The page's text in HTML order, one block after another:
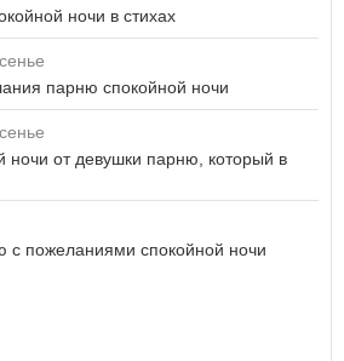
ночи в стихах
парню спокойной ночи
ночи от девушки парню, который в
с пожеланиями спокойной ночи